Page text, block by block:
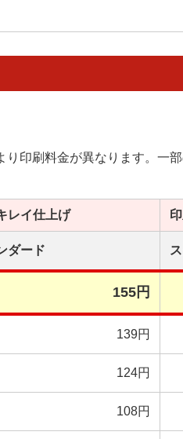
印刷料金が異なります。一
レイ仕上げ
ダード
155円
139円
124円
108円